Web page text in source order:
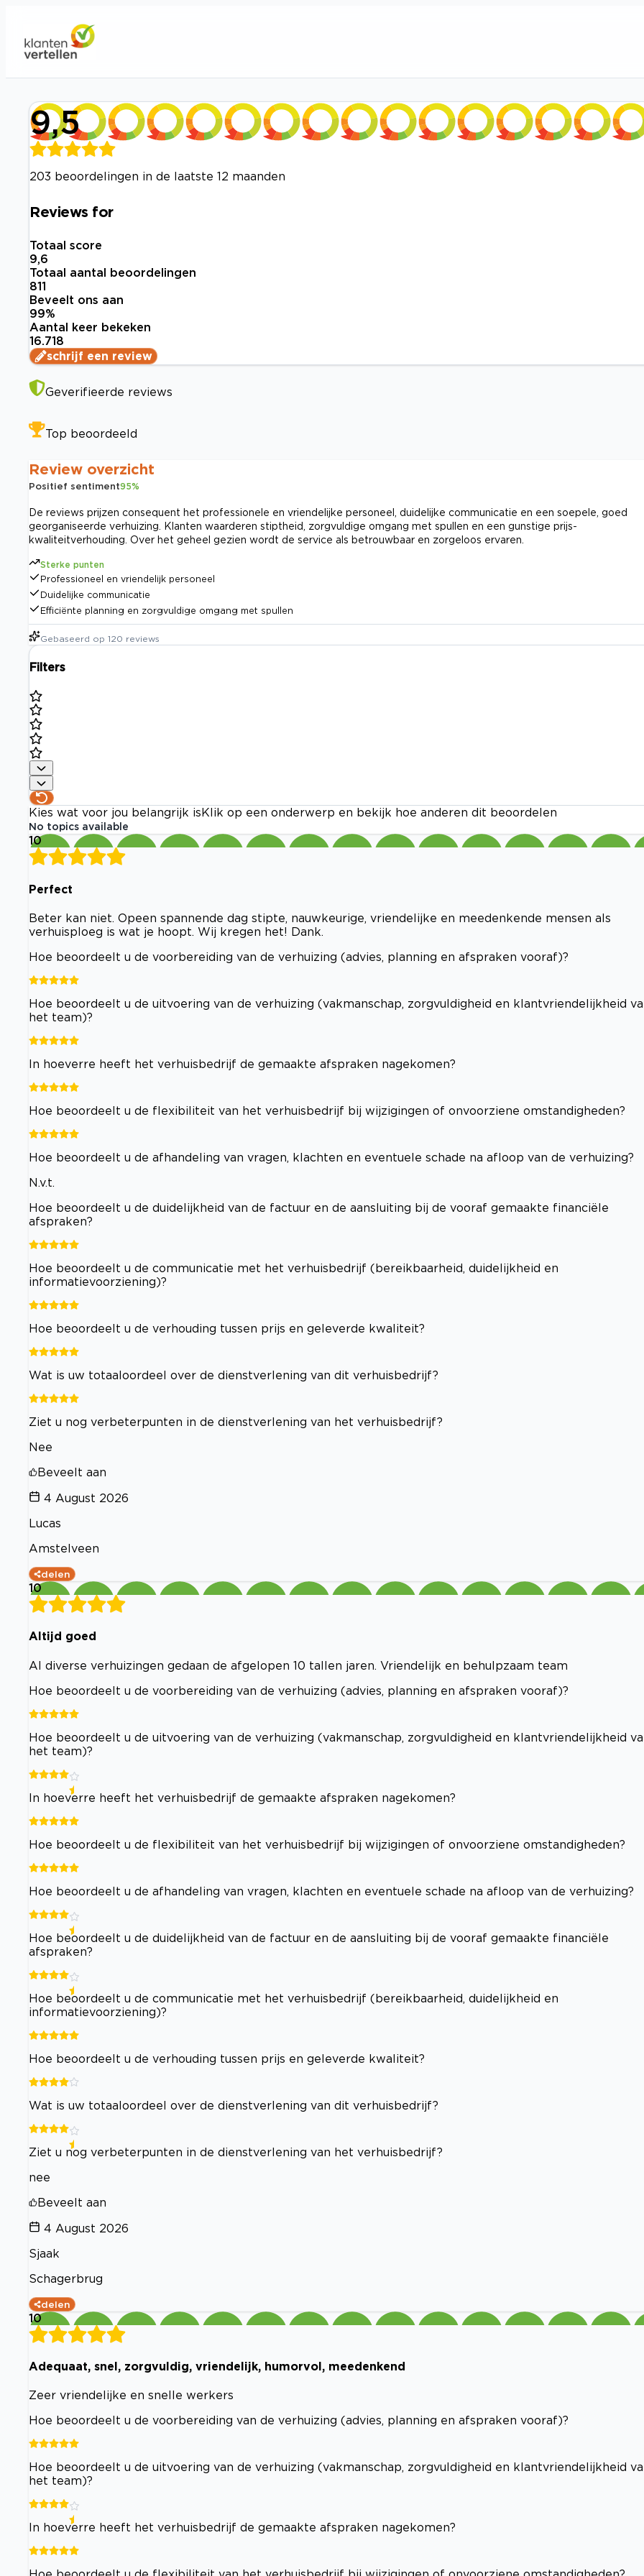
9,5
203 beoordelingen in de laatste 12 maanden
Reviews for
Totaal score
9,6
Totaal aantal beoordelingen
811
Beveelt ons aan
99%
Aantal keer bekeken
16.718
schrijf een review
Geverifieerde reviews
Top beoordeeld
Review overzicht
Positief sentiment95%
De reviews prijzen consequent het professionele en vriendelijke personeel, duidelijke communicatie en een soepele, goed
georganiseerde verhuizing. Klanten waarderen stiptheid, zorgvuldige omgang met spullen en een gunstige prijs-
kwaliteitverhouding. Over het geheel gezien wordt de service als betrouwbaar en zorgeloos ervaren.
Sterke punten
Professioneel en vriendelijk personeel
Duidelijke communicatie
Efficiënte planning en zorgvuldige omgang met spullen
Gebaseerd op 120 reviews
Filters
Kies wat voor jou belangrijk is Klik op een onderwerp en bekijk hoe anderen dit beoordelen
No topics available
10
Perfect
Beter kan niet. Opeen spannende dag stipte, nauwkeurige, vriendelijke en meedenkende mensen als
verhuisploeg is wat je hoopt. Wij kregen het! Dank.
Hoe beoordeelt u de voorbereiding van de verhuizing (advies, planning en afspraken vooraf)?
Hoe beoordeelt u de uitvoering van de verhuizing (vakmanschap, zorgvuldigheid en klantvriendelijkheid
het team)?
In hoeverre heeft het verhuisbedrijf de gemaakte afspraken nagekomen?
Hoe beoordeelt u de flexibiliteit van het verhuisbedrijf bij wijzigingen of onvoorziene omstandigheden?
Hoe beoordeelt u de afhandeling van vragen, klachten en eventuele schade na afloop van de verhuizing?
N.v.t.
Hoe beoordeelt u de duidelijkheid van de factuur en de aansluiting bij de vooraf gemaakte financiële
afspraken?
Hoe beoordeelt u de communicatie met het verhuisbedrijf (bereikbaarheid, duidelijkheid en
informatievoorziening)?
Hoe beoordeelt u de verhouding tussen prijs en geleverde kwaliteit?
Wat is uw totaaloordeel over de dienstverlening van dit verhuisbedrijf?
Ziet u nog verbeterpunten in de dienstverlening van het verhuisbedrijf?
Nee
Beveelt aan
4 August 2026
Lucas
Amstelveen
delen
10
Altijd goed
Al diverse verhuizingen gedaan de afgelopen 10 tallen jaren. Vriendelijk en behulpzaam team
Hoe beoordeelt u de voorbereiding van de verhuizing (advies, planning en afspraken vooraf)?
Hoe beoordeelt u de uitvoering van de verhuizing (vakmanschap, zorgvuldigheid en klantvriendelijkheid
het team)?
In hoeverre heeft het verhuisbedrijf de gemaakte afspraken nagekomen?
Hoe beoordeelt u de flexibiliteit van het verhuisbedrijf bij wijzigingen of onvoorziene omstandigheden?
Hoe beoordeelt u de afhandeling van vragen, klachten en eventuele schade na afloop van de verhuizing?
Hoe beoordeelt u de duidelijkheid van de factuur en de aansluiting bij de vooraf gemaakte financiële
afspraken?
Hoe beoordeelt u de communicatie met het verhuisbedrijf (bereikbaarheid, duidelijkheid en
informatievoorziening)?
Hoe beoordeelt u de verhouding tussen prijs en geleverde kwaliteit?
Wat is uw totaaloordeel over de dienstverlening van dit verhuisbedrijf?
Ziet u nog verbeterpunten in de dienstverlening van het verhuisbedrijf?
nee
Beveelt aan
4 August 2026
Sjaak
Schagerbrug
delen
10
Adequaat, snel, zorgvuldig, vriendelijk, humorvol, meedenkend
Zeer vriendelijke en snelle werkers
Hoe beoordeelt u de voorbereiding van de verhuizing (advies, planning en afspraken vooraf)?
Hoe beoordeelt u de uitvoering van de verhuizing (vakmanschap, zorgvuldigheid en klantvriendelijkheid
het team)?
In hoeverre heeft het verhuisbedrijf de gemaakte afspraken nagekomen?